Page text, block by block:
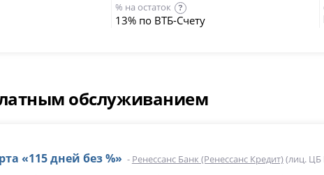
% на остаток ?
13% по ВТБ-Счету
обслуживанием
«115 дней без %» - Ренессанс Банк (Ренессанс Кредит)(лиц. ЦБ